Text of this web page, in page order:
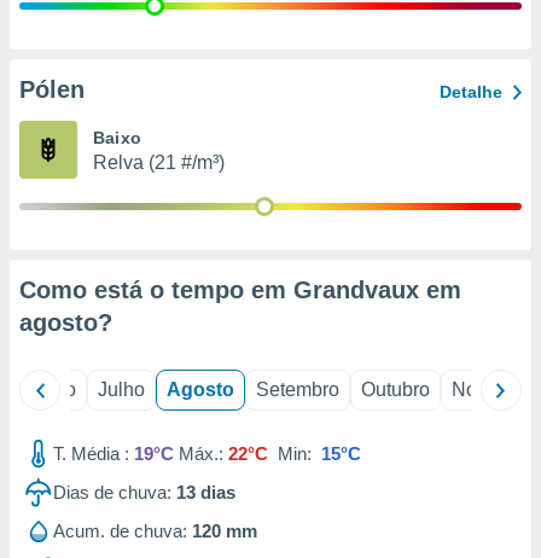
e
de
Pólen Detalhe
Baixo
Relva (21 #/m³)
Como está o tempo em Grandvaux em
agosto?
Junho Julho Agosto Setembro Outubro Novembro
T. Média : 19°C Máx.: 22°C Min: 15°C
Dias de chuva: 13 dias
Acum. de chuva: 120 mm